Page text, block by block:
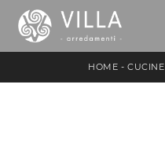
HOME -CUCINE